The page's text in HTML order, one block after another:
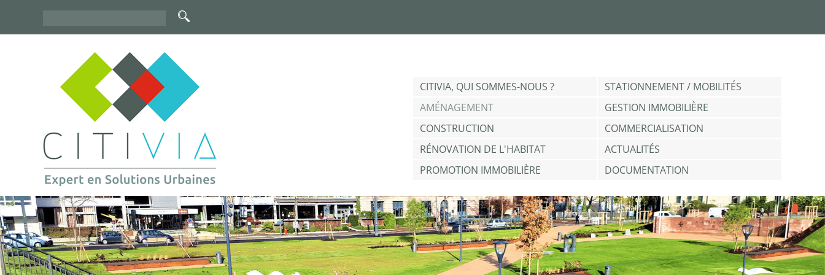
de
recherche
CITIVIA, QUI SOMMES-NOUS ?
STATIONNEMENT / MOBILITÉS
AMÉNAGEMENT
GESTION IMMOBILIÈRE
CONSTRUCTION
COMMERCIALISATION
RÉNOVATION DE L'HABITAT
ACTUALITÉS
PROMOTION IMMOBILIÈRE
DOCUMENTATION